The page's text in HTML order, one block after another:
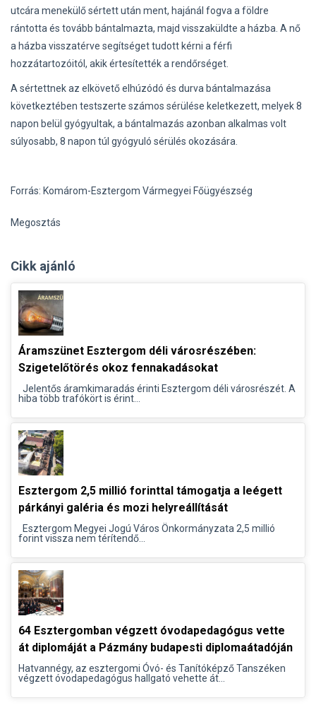
utcára menekülő sértett után ment, hajánál fogva a földre
rántotta és tovább bántalmazta, majd visszaküldte a házba. A nő
a házba visszatérve segítséget tudott kérni a férfi
hozzátartozóitól, akik értesítették a rendőrséget.
A sértettnek az elkövető elhúzódó és durva bántalmazása
következtében testszerte számos sérülése keletkezett, melyek 8
napon belül gyógyultak, a bántalmazás azonban alkalmas volt
súlyosabb, 8 napon túl gyógyuló sérülés okozására.
Forrás: Komárom-Esztergom Vármegyei Főügyészség
Megosztás
Cikk ajánló
Áramszünet Esztergom déli városrészében:
Szigetelőtörés okoz fennakadásokat
Jelentős áramkimaradás érinti Esztergom déli városrészét. A
hiba több trafókört is érint...
Esztergom 2,5 millió forinttal támogatja a leégett
párkányi galéria és mozi helyreállítását
Esztergom Megyei Jogú Város Önkormányzata 2,5 millió
forint vissza nem térítendő...
64 Esztergomban végzett óvodapedagógus vette
át diplomáját a Pázmány budapesti diplomaátadóján
Hatvannégy, az esztergomi Óvó- és Tanítóképző Tanszéken
végzett óvodapedagógus hallgató vehette át...